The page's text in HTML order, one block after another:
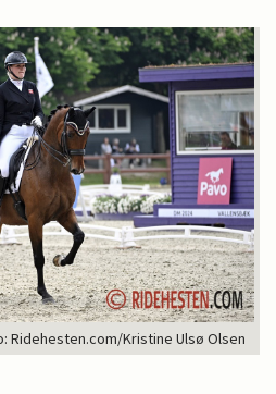
Ridehesten.com/Kristine Ulsø Olsen